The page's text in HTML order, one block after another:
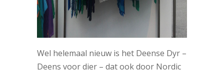
Wel helemaal nieuw is het Deense Dyr –
Deens voor dier – dat ook door Nordic